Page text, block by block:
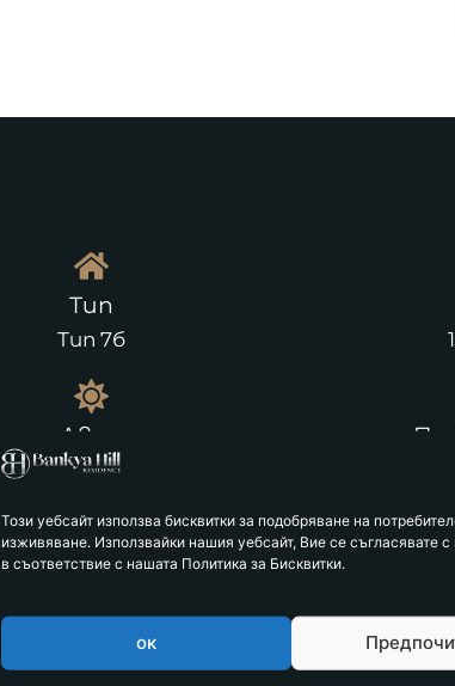
Този уебсайт използва бисквитки за подобряване на
изживяване. Използвайки нашия уебсайт, Вие се съгласявате с
в съответствие с нашата Политика за Бисквитки.
ок
Тип
Тип 7б
Двор
39.20 m